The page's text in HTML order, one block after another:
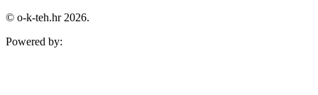
© o-k-teh.hr 2026.
Powered by: